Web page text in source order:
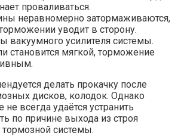
проваливаться.
неравномерно затормаживаются,
уводит в сторону.
вакуумного усилителя системы.
становится мягкой, торможение
делать прокачку после
дисков, колодок. Однако
не всегда удаётся устранить
по причине выхода из строя
тормозной системы.